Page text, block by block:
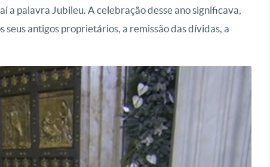
a palavra Jubileu. A celebração desse ano significava,
antigos proprietários, a remissão das dívidas, a